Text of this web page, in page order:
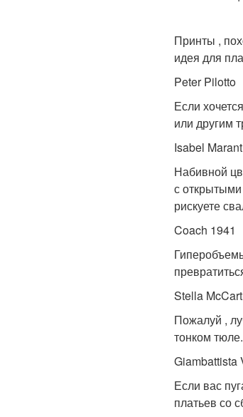
Принты ,
идея для
Peter Pilotto
Если
или другим
Isabel Marant
Набивной
с
рискуете
Coach 1941
Stella
Пожалуй ,
тонком
Giambattista
Если вас
платьев со